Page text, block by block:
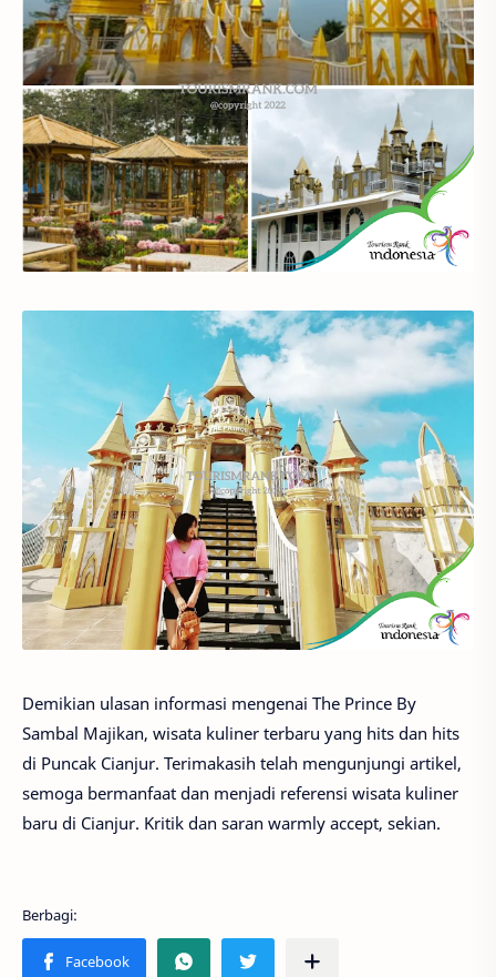
Demikian ulasan informasi mengenai The Prince By
Sambal Majikan, wisata kuliner terbaru yang hits dan hits
di Puncak Cianjur. Terimakasih telah mengunjungi artikel,
semoga bermanfaat dan menjadi referensi wisata kuliner
baru di Cianjur. Kritik dan saran warmly accept, sekian.